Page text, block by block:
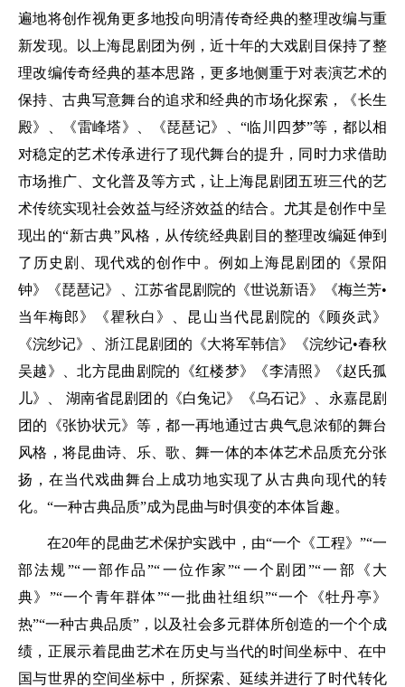
遍地将创作视角更多地投向明清传奇经典的整理改编与重
新发现。以上海昆剧团为例，近十年的大戏剧目保持了整
理改编传奇经典的基本思路，更多地侧重于对表演艺术的
保持、古典写意舞台的追求和经典的市场化探索，《长生
殿》、《雷峰塔》、《琵琶记》、“临川四梦”等，都以相
对稳定的艺术传承进行了现代舞台的提升，同时力求借助
市场推广、文化普及等方式，让上海昆剧团五班三代的艺
术传统实现社会效益与经济效益的结合。尤其是创作中呈
现出的“新古典”风格，从传统经典剧目的整理改编延伸到
了历史剧、现代戏的创作中。例如上海昆剧团的《景阳
钟》《琵琶记》、江苏省昆剧院的《世说新语》《梅兰芳•
当年梅郎》《瞿秋白》、昆山当代昆剧院的《顾炎武》
《浣纱记》、浙江昆剧团的《大将军韩信》《浣纱记•春秋
吴越》、北方昆曲剧院的《红楼梦》《李清照》《赵氏孤
儿》、 湖南省昆剧团的《白兔记》《乌石记》、永嘉昆剧
团的《张协状元》等，都一再地通过古典气息浓郁的舞台
风格，将昆曲诗、乐、歌、舞一体的本体艺术品质充分张
扬，在当代戏曲舞台上成功地实现了从古典向现代的转
化。“一种古典品质”成为昆曲与时俱变的本体旨趣。
在20年的昆曲艺术保护实践中，由“一个《工程》”“一
部法规”“一部作品”“一位作家”“一个剧团”“一部《大
典》”“一个青年群体”“一批曲社组织”“一个《牡丹亭》
热”“一种古典品质”，以及社会多元群体所创造的一个个成
绩，正展示着昆曲艺术在历史与当代的时间坐标中、在中
国与世界的空间坐标中，所探索、延续并进行了时代转化